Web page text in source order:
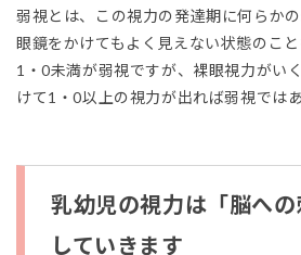
3
乳幼
児の
視力
は
で
発達
いき
弱視とは、この視力の発達期に何らかの
眼鏡をかけてもよく見えない状態のこ
1・0未満が弱視ですが、裸眼視力がい
けて1・0以上の視力が出れば弱視では
乳幼児の視力は「脳へ
していきます